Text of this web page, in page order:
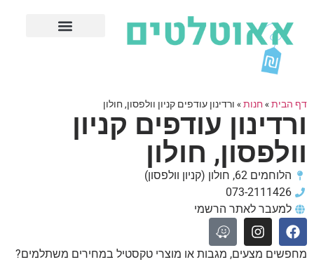
דף הבית» חנות» ורדינון עודפים קניון וולפסון, חולון
ורדינון עודפים קניון
וולפסון, חולון
הלוחמים 62, חולון (קניון וולפסון)
073-2111426
למעבר לאתר הרשמי
מחפשים מצעים, מגבות או מוצרי טקסטיל במחירים משתלמים?